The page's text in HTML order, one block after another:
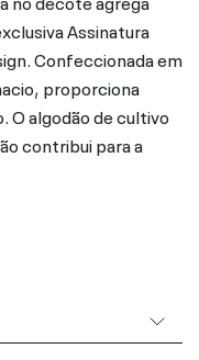
Assinatura
Confeccionada em
proporciona
algodão de cultivo
contribui para a